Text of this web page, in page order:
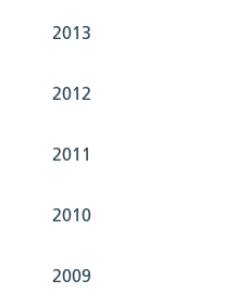
2013
2012
2011
2010
2009